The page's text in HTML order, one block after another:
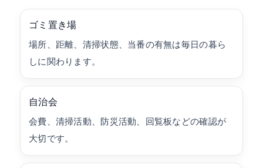
ゴミ置き場
場所、距離、清掃状態、当番の有無は毎日の暮ら
しに関わります。
自治会
会費、清掃活動、防災活動、回覧板などの確認が
大切です。